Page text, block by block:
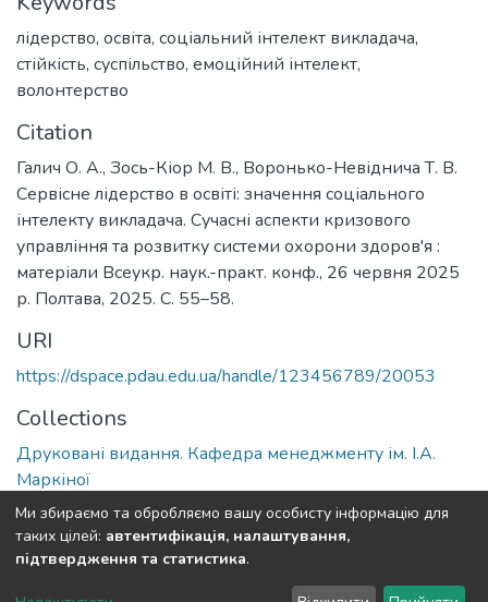
лідерство, освіта, соціальний інтелект викладача,
стійкість, суспільство, емоційний інтелект,
волонтерство
Citation
Галич О. А., Зось-Кіор М. В., Воронько-Невіднича Т. В.
Сервісне лідерство в освіті: значення соціального
інтелекту викладача. Сучасні аспекти кризового
управління та розвитку системи охорони здоров'я :
матеріали Всеукр. наук.-практ. конф., 26 червня 2025
р. Полтава, 2025. С. 55–58.
URI
https://dspace.pdau.edu.ua/handle/123456789/20053
Collections
Друковані видання. Кафедра менеджменту ім. І.А.
Маркіної
Full item page
DSpace software copyright © 2002-2026 LYRASIS
Ми збираємо та обробляємо вашу особисту інформацію для
таких цілей: автентифікація, налаштування,
підтвердження та статистика.